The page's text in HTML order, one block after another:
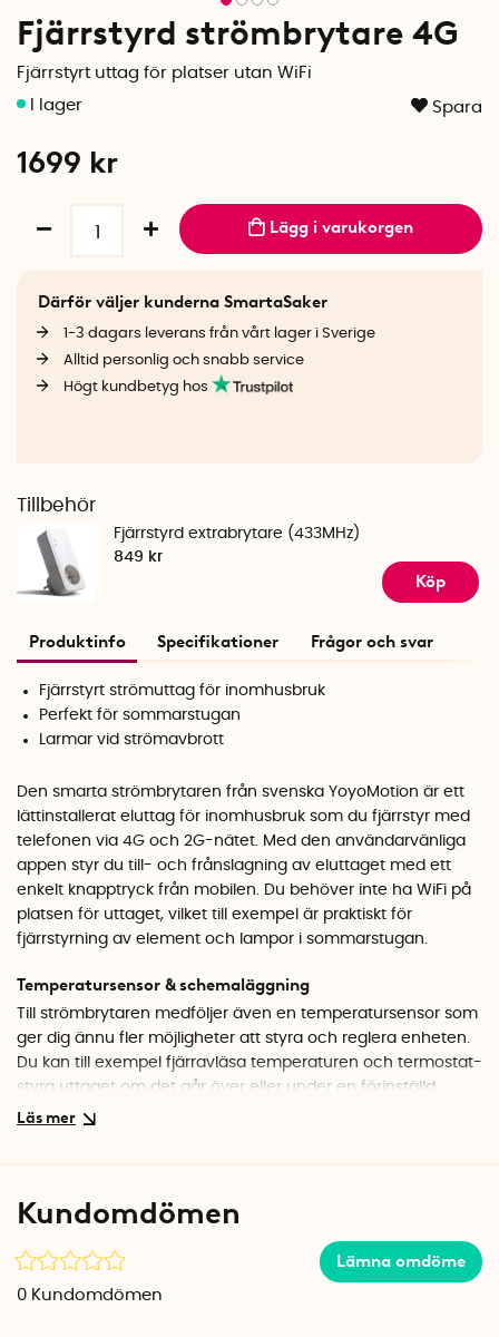
Fjärrstyrd strömbrytare 4G
Fjärrstyrt uttag för platser utan WiFi
Spara
1699 kr
Lägg i varukorgen
Därför väljer kunderna SmartaSaker
1-3 dagars leverans från vårt lager i Sverige
Alltid personlig och snabb service
Högt kundbetyg hos
Tillbehör
Fjärrstyrd extrabrytare (433MHz)
849 kr
Köp
Produktinfo Specifikationer Frågor och svar
Fjärrstyrt strömuttag för inomhusbruk
Perfekt för sommarstugan
Larmar vid strömavbrott
Den smarta strömbrytaren från svenska YoyoMotion är ett
lättinstallerat eluttag för inomhusbruk som du fjärrstyr med
telefonen via 4G och 2G-nätet. Med den användarvänliga
appen styr du till- och frånslagning av eluttaget med ett
enkelt knapptryck från mobilen. Du behöver inte ha WiFi på
platsen för uttaget, vilket till exempel är praktiskt för
fjärrstyrning av element och lampor i sommarstugan.
Temperatursensor & schemaläggning
Till strömbrytaren medföljer även en temperatursensor som
ger dig ännu fler möjligheter att styra och reglera enheten.
Du kan till exempel fjärravläsa temperaturen och termostat-
styra uttaget om det går över eller under en förinställd
temperatur. Du kan även schemalägga av- & påslagning av
I startpaketet ingår en huvudenhet som styrs via 4G-nätet.
Om 4G-nätet inte är tillgängligt kan fjärrströmbrytaren
Kundomdömen
Lämna omdöme
0 Kundomdömen